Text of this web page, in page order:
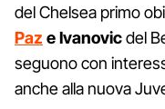
del Chelsea primo
Paz e Ivanovicdel
seguono con
anche alla nuova